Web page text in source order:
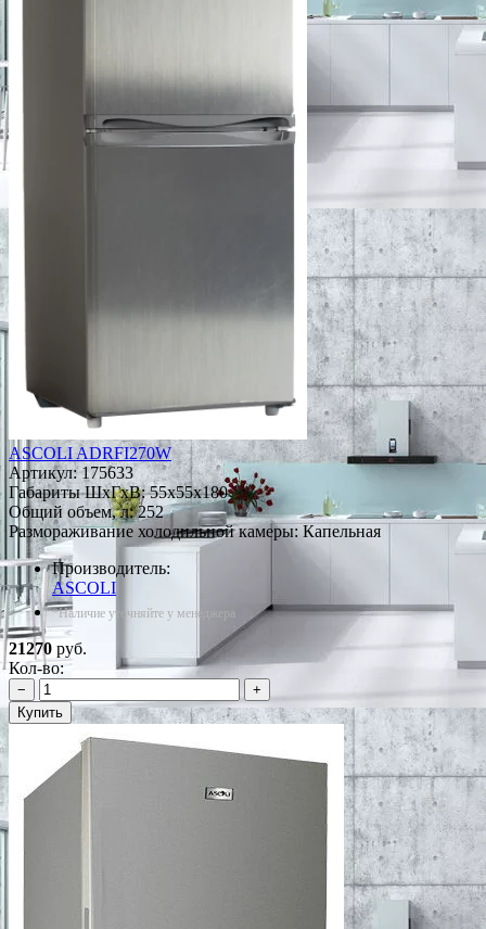
ASCOLI ADRFI270W
Артикул:175633
Габариты ШxГxВ: 55x55x180
Общий объем, л: 252
Размораживание холодильной камеры: Капельная
Производитель:
ASCOLI
*Наличие уточняйте у менеджера
21270 руб.
Кол-во:
−
+
Купить